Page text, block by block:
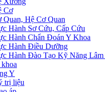
Cơ
Quan, Hệ Cơ Quan
Hành Sơ Cứu, Cấp Cứu
Hành Chẩn Đoán Y Khoa
Hành Điều Dưỡng
Hành Đào Tạo Kỹ Năng Lâm
Y
trị liệu